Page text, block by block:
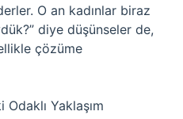
O an kadınlar biraz
diye düşünseler de,
çözüme
Yaklaşım